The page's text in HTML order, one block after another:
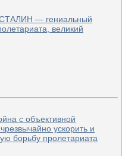
— гениальный
великий
с объективной
ускорить и
борьбу пролетариата